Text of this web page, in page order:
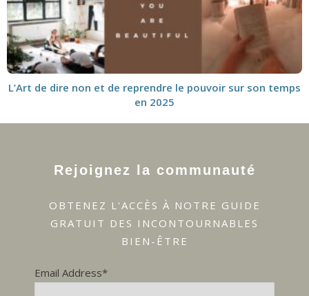
L’Art de dire non et de reprendre le pouvoir sur son temps
en 2025
Rejoignez la communauté
OBTENEZ L'ACCÈS À NOTRE GUIDE
GRATUIT DES INCONTOURNABLES
BIEN-ÊTRE
Email Address*